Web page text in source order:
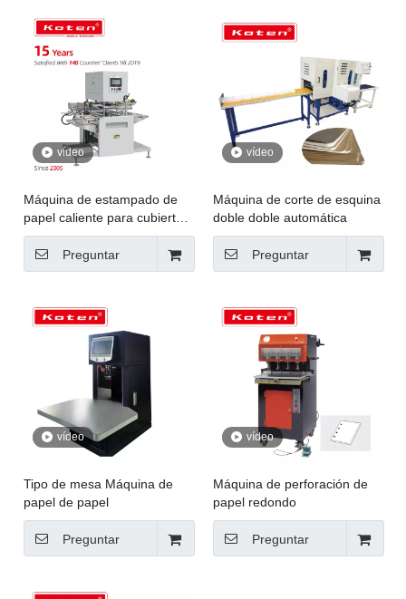
vídeo
Máquina de estampado de
papel caliente para cubierta
de libro o cajas rígidas
Preguntar
vídeo
Máquina de corte de esquina
doble doble automática
Preguntar
vídeo
Tipo de mesa Máquina de
papel de papel
Preguntar
vídeo
Máquina de perforación de
papel redondo
Preguntar